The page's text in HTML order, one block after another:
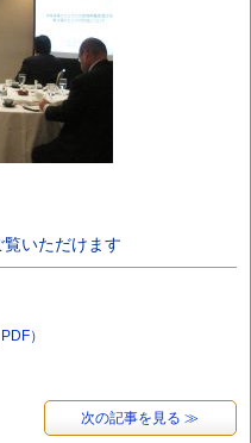
いただけます
）
次の記事を見る ≫